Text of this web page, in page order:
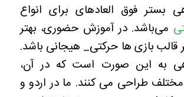
بستر فوق العادهای برای انواع
می‌باشد. در آموزش حضوری، بهتر
بازی ها حرکتی_ هیجانی باشد.
به این صورت است که در آن،
طراحی می کنند. ما در اردو و